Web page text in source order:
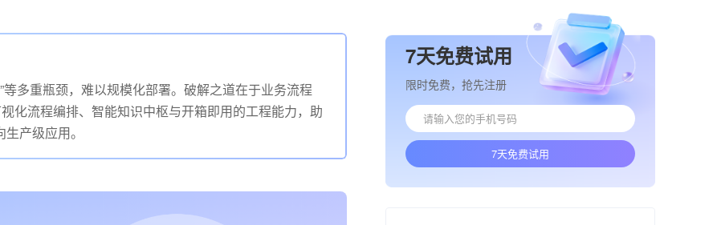
多重瓶颈，难以规模化部署。破解之道在于业务流程
化流程编排、智能知识中枢与开箱即用的工程能力，助
产级应用。
7天免费试用
限时免费，抢先注册
7天免费试用